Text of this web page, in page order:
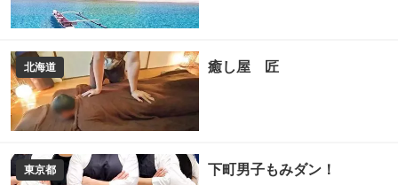
北海道 癒し屋 匠
東京都 下町男子もみダン！